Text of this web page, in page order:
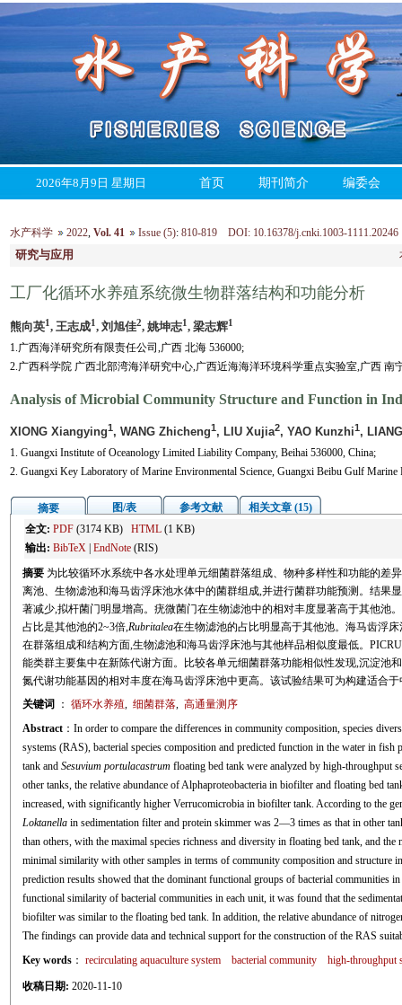
2026年8月9日 星期日 首页 期刊简介 编委会
水产科学 2022, Vol. 41 Issue (5):810-819 DOI: 10.16378/j.cnki.1003-1111.20246
研究与应用
工厂化循环水养殖系统微生物群落结构和功能分析
熊向英1, 王志成1, 刘旭佳2, 姚坤志1, 梁志辉1
1.广西海洋研究所有限责任公司,广西 北海 536000;
2.广西科学院 广西北部湾海洋研究中心,广西近海海洋环境科学重点实验室,广西 南
Analysis of Microbial Community Structure and Function in
XIONG Xiangying1, WANG Zhicheng1, LIU Xujia2, YAO Kunzhi1,
1. Guangxi Institute of Oceanology Limited Liability Company, Beihai 536000, China;
2. Guangxi Key Laboratory of Marine Environmental Science, Guangxi Beibu Gulf Marine
摘要 图/表 参考文献
相关文章 (15)
全文: PDF(3174 KB) HTML(1 KB)
输出: BibTeX| EndNote(RIS)
摘要 为比较循环水系统中各水处理单元细菌群落组成、物种多样性和功能的差
离池、生物滤池和海马齿浮床池水体中的菌群组成,并进行菌群功能预测。结果
著减少,拟杆菌门明显增高。疣微菌门在生物滤池中的相对丰度显著高于其他池
占比是其他池的2~3倍,Rubritalea在生物滤池的占比明显高于其他池。海马齿浮
在群落组成和结构方面,生物滤池和海马齿浮床池与其他样品相似度最低。
能类群主要集中在新陈代谢方面。比较各单元细菌群落功能相似性发现,沉淀池
氮代谢功能基因的相对丰度在海马齿浮床池中更高。该试验结果可为构建适合
关键词
： 循环水养殖, 细菌群落, 高通量测序
Abstract：In order to compare the differences in community composition, species
systems (RAS), bacterial species composition and predicted function in the water in
tank and Sesuvium portulacastrum floating bed tank were analyzed by high-throughput
other tanks, the relative abundance of Alphaproteobacteria in biofilter and floating bed
increased, with significantly higher Verrucomicrobia in biofilter tank. According to the
Loktanellain sedimentation filter and protein skimmer was 2—3 times as that in other
than others, with the maximal species richness and diversity in floating bed tank, and
minimal similarity with other samples in terms of community composition and structure
prediction results showed that the dominant functional groups of bacterial communities
functional similarity of bacterial communities in each unit, it was found that the
biofilter was similar to the floating bed tank. In addition, the relative abundance of
The findings can provide data and technical support for the construction of the RAS
Key words： recirculating aquaculture system bacterial community high-throughput
收稿日期: 2020-11-10